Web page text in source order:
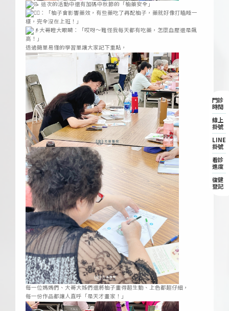
這次的活動中還有加碼中秋節的「柚藥安全」
：「柚子會影響藥效，有些藥吃了再配柚子，藥就好像打瞌睡一
樣，完全沒在上班！」
大哥瞪大眼睛：「哎呀～難怪我每天都有吃藥，怎麼血壓還是飆
高！」
透過簡單易懂的學習單讓大家記下重點，
每一位媽媽們、大哥大姊們還將柚子畫得超生動、上色都超仔細，
每一份作品都讓人直呼「是天才畫家！」
門診
時間
線上
掛號
LINE
掛號
看診
進度
復健
登記